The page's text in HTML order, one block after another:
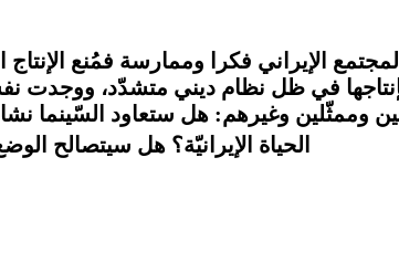
بإنتاجها في ظل نظام ديني متشدّد،
وممثّلين وغيرهم: هل ستعاود السّينما
الحياة الإيرانيّة؟ هل سيتصالح